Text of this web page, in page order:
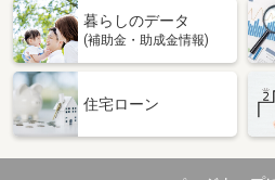
暮らしのデータ
(補助金・助成金情報)
住宅ローン